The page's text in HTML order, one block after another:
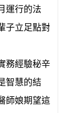
運行的法
子立足點對
務經驗秘辛
智慧的結
師娘期望這